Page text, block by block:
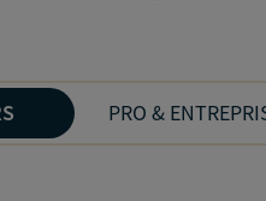
PRO &